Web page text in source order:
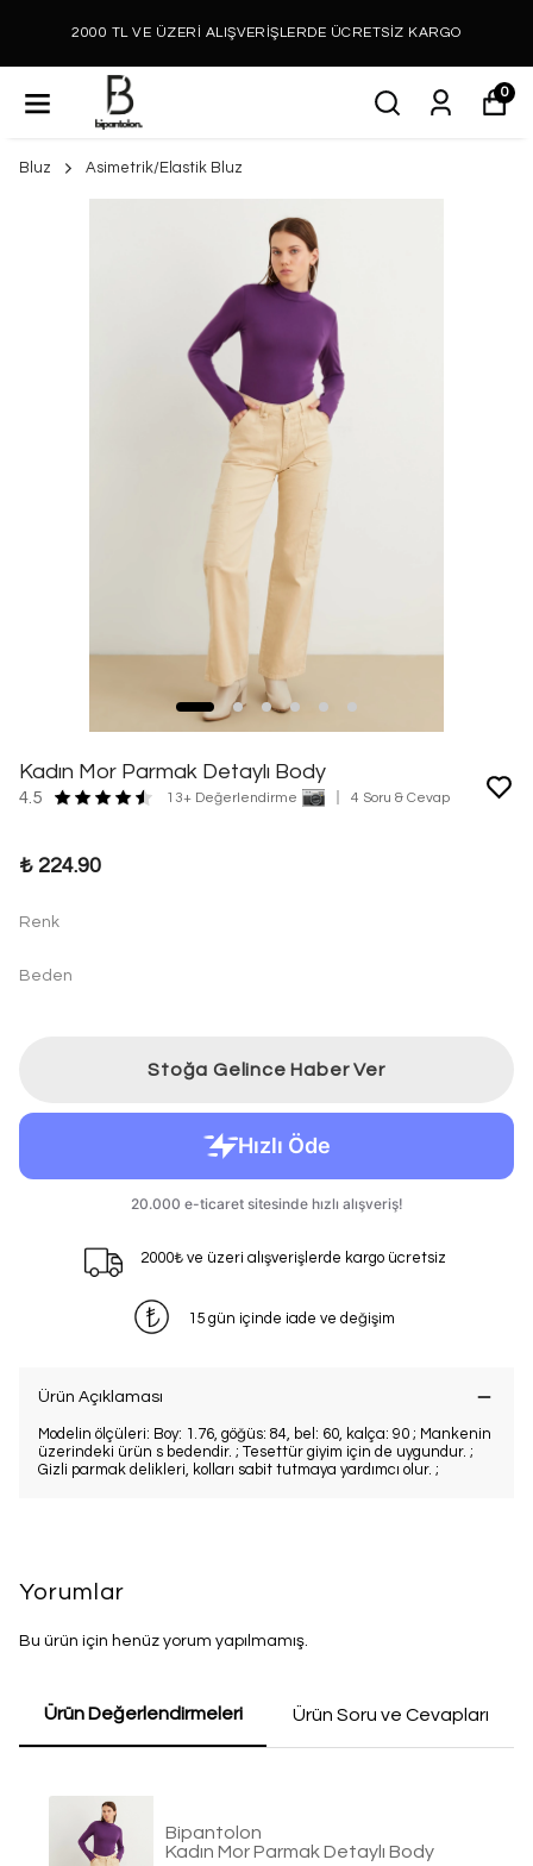
2000 TL VE ÜZERİ ALIŞVERİŞLERDE ÜCRETSİZ KARGO
0
Bluz Asimetrik/Elastik Bluz
Kadın Mor Parmak Detaylı Body
4.5 13+ Değerlendirme 4 Soru & Cevap
₺ 224.90
Renk
Beden
Stoğa Gelince Haber Ver
2000₺ ve üzeri alışverişlerde kargo ücretsiz
15 gün içinde iade ve değişim
Ürün Açıklaması
Modelin ölçüleri: Boy: 1.76, göğüs: 84, bel: 60, kalça: 90 ; Mankenin
üzerindeki ürün s bedendir. ; Tesettür giyim için de uygundur. ;
Gizli parmak delikleri, kolları sabit tutmaya yardımcı olur. ;
Yorumlar
Bu ürün için henüz yorum yapılmamış.
Ürün Değerlendirmeleri Ürün Soru ve Cevapları
Bipantolon
Kadın Mor Parmak Detaylı Body